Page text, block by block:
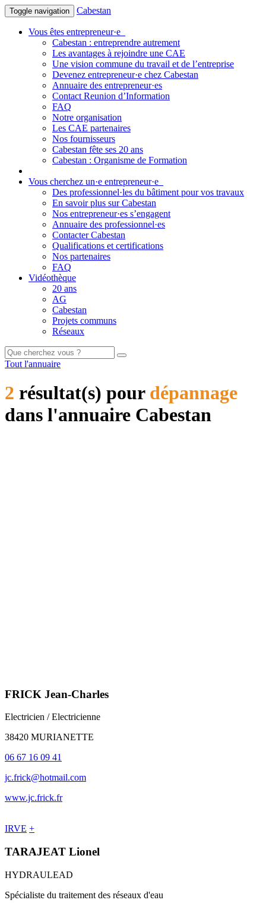
Toggle navigation Cabestan
Vous êtes entrepreneur·e
Cabestan : entreprendre autrement
Les avantages à rejoindre une CAE
Une vision commune du travail et de l’entreprise
Devenez entrepreneur·e chez Cabestan
Annuaire des entrepreneur·es
Contact Reunion d’Information
FAQ
Notre organisation
Les CAE partenaires
Nos fournisseurs
Cabestan fête ses 20 ans
Cabestan : Organisme de Formation
Vous cherchez un·e entrepreneur·e
Des professionnel·les du bâtiment pour vos travaux
En savoir plus sur Cabestan
Nos entrepreneur·es s’engagent
Annuaire des professionnel·es
Contacter Cabestan
Qualifications et certifications
Nos partenaires
FAQ
Vidéothèque
20 ans
AG
Cabestan
Projets communs
Réseaux
Tout l'annuaire
2 résultat(s) pour dépannage
dans l'annuaire Cabestan
FRICK Jean-Charles
Electricien / Electricienne
38420 MURIANETTE
06 67 16 09 41
jc.frick@hotmail.com
www.jc.frick.fr
IRVE +
TARAJEAT Lionel
HYDRAULEAD
Spécialiste du traitement des réseaux d'eau